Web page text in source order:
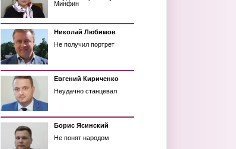
Минфин
Николай Любимов
Не получил портрет
Евгений Кириченко
Неудачно станцевал
Борис Ясинский
Не понят народом